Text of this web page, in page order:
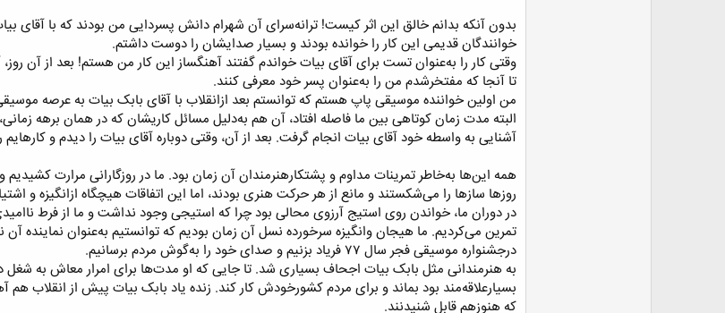
بدون آنکه بدانم خالق این اثر کیست! ترانه‌سرای آن شهرام دانش پسردایی من بودند که با آقای
خوانندگان قدیمی این کار را خوانده بودند و بسیار صدایشان را دوست داشتم.​
وقتی کار را به‌عنوان تست برای آقای بیات خواندم گفتند آهنگساز این کار من هستم! بعد از آن
تا آنجا که مفتخرشدم من را به‌عنوان پسر خود معرفی کنند.
من اولین خواننده موسیقی پاپ هستم که توانستم بعد ازانقلاب با آقای بابک بیات به عرصه
البته مدت زمان کوتاهی بین ما فاصله افتاد، آن هم به‌دلیل مسائل کاریشان که در همان برهه
آشنایی به واسطه خود آقای بیات انجام گرفت. بعد از آن، وقتی دوباره آقای بیات را دیدم و
همه این‌ها به‌خاطر تمرینات مداوم و پشتکارهنرمندان آن زمان بود. ما در روزگارانی مرارت
روز‌ها ساز‌ها را می‌شکستند و مانع از هر حرکت هنری بودند، اما این اتفاقات هیچگاه ازانگیزه و
در دوران ما، خواندن روی استیج آرزوی محالی بود چرا که استیجی وجود نداشت و ما از فرط
تمرین می‌کردیم. ما هیجان وانگیزه سرخورده نسل آن زمان بودیم که توانستیم به‌عنوان
درجشنواره موسیقی فجر سال ۷۷ فریاد بزنیم و صدای خود را به‌گوش مردم برسانیم.​
به هنرمندانی مثل بابک بیات اجحاف بسیاری شد. تا جایی که او مدت‌ها برای امرار معاش به
بسیارعلاقه‌مند بود بماند و برای مردم کشورخودش کار کند. زنده یاد بابک بیات پیش از انقلاب
که هنوزهم قابل شنیدنند.​